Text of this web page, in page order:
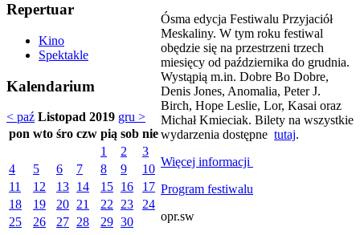
Repertuar
Kino
Spektakle
Kalendarium
< paź Listopad 2019 gru >
pon wto śro czw pią sob nie
1
2
3
4
5 6 7 8 9
10
11
12 13 14 15 16
17
18
19 20 21 22 23
24
25
26 27 28 29 30
Ósma edycja Festiwalu Przyjaciół
Meskaliny. W tym roku festiwal
obędzie się na przestrzeni trzech
miesięcy od października do grudnia.
Wystąpią m.in. Dobre Bo Dobre,
Denis Jones, Anomalia, Peter J.
Birch, Hope Leslie, Lor, Kasai oraz
Michał Kmieciak. Bilety na wszystkie
wydarzenia dostępne tutaj.
Więcej informacji
Program festiwalu
opr.sw